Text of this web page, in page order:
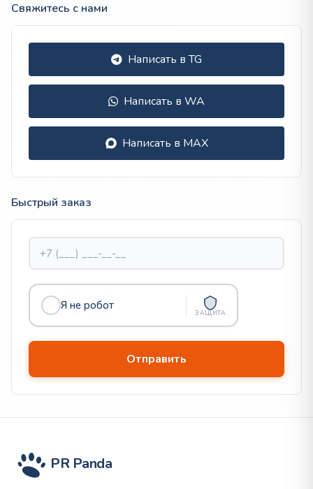
Свяжитесь с нами
Написать в TG
Написать в WA
Написать в MAX
Быстрый заказ
Я не робот
ЗАЩИТА
PR Panda